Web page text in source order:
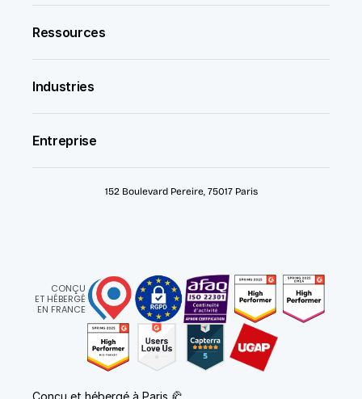
Ressources
Industries
Entreprise
152 Boulevard Pereire, 75017 Paris
CONÇU
ET HÉBERGÉ
EN FRANCE
Conçu et hébergé à Paris 🥐